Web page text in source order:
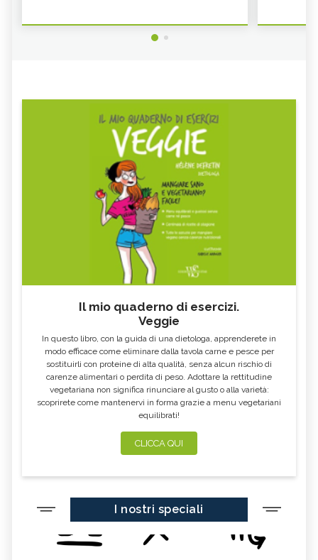
Il mio quaderno di esercizi.
Veggie
In questo libro, con la guida di una dietologa, apprenderete in
modo efficace come eliminare dalla tavola carne e pesce per
sostituirli con proteine di alta qualità, senza alcun rischio di
carenze alimentari o perdita di peso. Adottare la rettitudine
vegetariana non significa rinunciare al gusto o alla varietà:
scoprirete come mantenervi in forma grazie a menu vegetariani
equilibrati!
CLICCA QUI
I nostri speciali